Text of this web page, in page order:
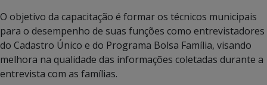
O objetivo da capacitação é formar os técnicos municipais
para o desempenho de suas funções como entrevistadores
do Cadastro Único e do Programa Bolsa Família, visando
melhora na qualidade das informações coletadas durante a
entrevista com as famílias.